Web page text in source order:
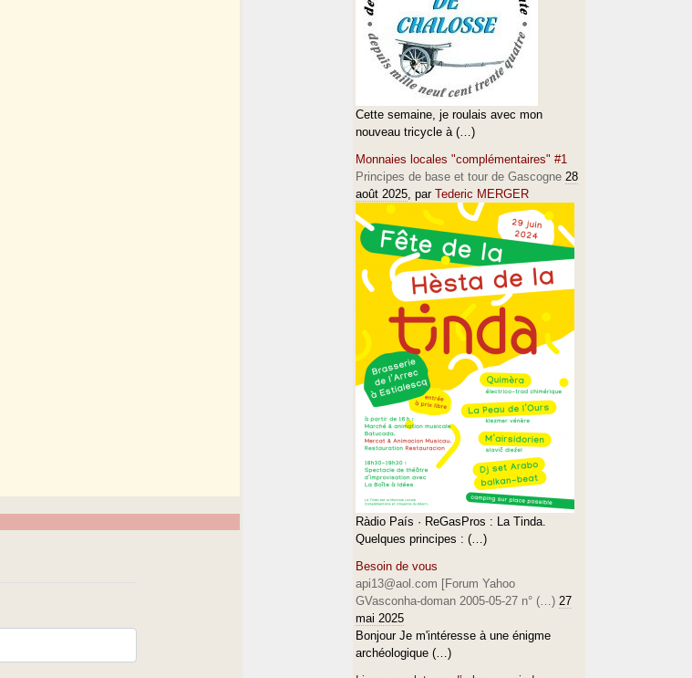
Cette semaine, je roulais avec mon
nouveau tricycle à (…)
Monnaies locales "complémentaires" #1
Principes de base et tour de Gascogne 28
août 2025, par Tederic MERGER
Ràdio País · ReGasPros : La Tinda.
Quelques principes : (…)
Besoin de vous
api13@aol.com [Forum Yahoo
GVasconha-doman 2005-05-27 n° (…) 27
mai 2025
Bonjour Je m'intéresse à une énigme
archéologique (…)